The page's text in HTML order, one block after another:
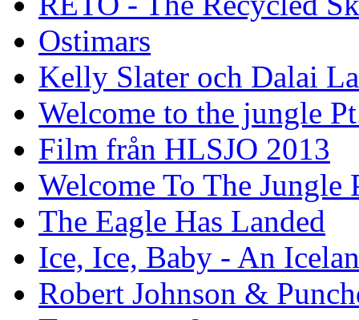
Ostimars
Kelly Slater och Dalai
Welcome to the jungle
Film från HLSJO 2013
Welcome To The Jungle
The Eagle Has Landed
Ice, Ice, Baby - An
Robert Johnson &